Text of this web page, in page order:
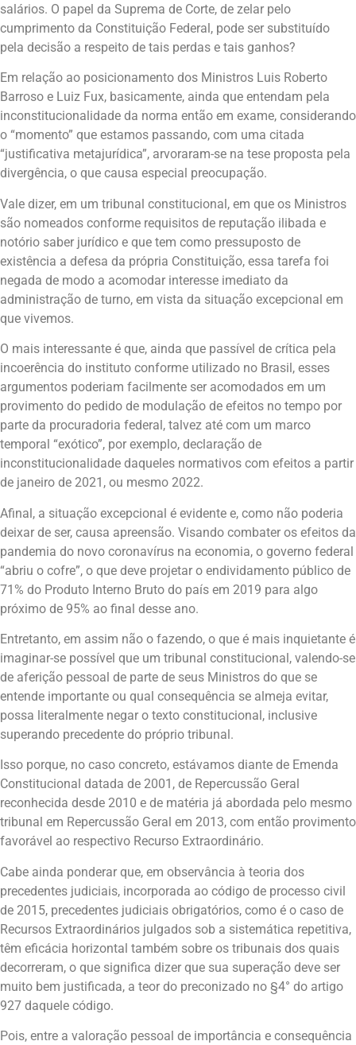
salários. O papel da Suprema de Corte, de zelar pelo
cumprimento da Constituição Federal, pode ser substituído
pela decisão a respeito de tais perdas e tais ganhos?
Em relação ao posicionamento dos Ministros Luis Roberto
Barroso e Luiz Fux, basicamente, ainda que entendam pela
inconstitucionalidade da norma então em exame, considerando
o “momento” que estamos passando, com uma citada
“justificativa metajurídica”, arvoraram-se na tese proposta pela
divergência, o que causa especial preocupação.
Vale dizer, em um tribunal constitucional, em que os Ministros
são nomeados conforme requisitos de reputação ilibada e
notório saber jurídico e que tem como pressuposto de
existência a defesa da própria Constituição, essa tarefa foi
negada de modo a acomodar interesse imediato da
administração de turno, em vista da situação excepcional em
que vivemos.
O mais interessante é que, ainda que passível de crítica pela
incoerência do instituto conforme utilizado no Brasil, esses
argumentos poderiam facilmente ser acomodados em um
provimento do pedido de modulação de efeitos no tempo por
parte da procuradoria federal, talvez até com um marco
temporal “exótico”, por exemplo, declaração de
inconstitucionalidade daqueles normativos com efeitos a partir
de janeiro de 2021, ou mesmo 2022.
Afinal, a situação excepcional é evidente e, como não poderia
deixar de ser, causa apreensão. Visando combater os efeitos da
pandemia do novo coronavírus na economia, o governo federal
“abriu o cofre”, o que deve projetar o endividamento público de
71% do Produto Interno Bruto do país em 2019 para algo
próximo de 95% ao final desse ano.
Entretanto, em assim não o fazendo, o que é mais inquietante é
imaginar-se possível que um tribunal constitucional, valendo-se
de aferição pessoal de parte de seus Ministros do que se
entende importante ou qual consequência se almeja evitar,
possa literalmente negar o texto constitucional, inclusive
superando precedente do próprio tribunal.
Isso porque, no caso concreto, estávamos diante de Emenda
Constitucional datada de 2001, de Repercussão Geral
reconhecida desde 2010 e de matéria já abordada pelo mesmo
tribunal em Repercussão Geral em 2013, com então provimento
favorável ao respectivo Recurso Extraordinário.
Cabe ainda ponderar que, em observância à teoria dos
precedentes judiciais, incorporada ao código de processo civil
de 2015, precedentes judiciais obrigatórios, como é o caso de
Recursos Extraordinários julgados sob a sistemática repetitiva,
têm eficácia horizontal também sobre os tribunais dos quais
decorreram, o que significa dizer que sua superação deve ser
muito bem justificada, a teor do preconizado no §4° do artigo
927 daquele código.
Pois, entre a valoração pessoal de importância e consequência